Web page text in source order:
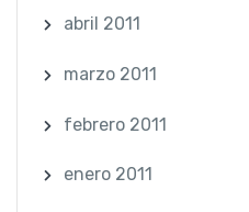
abril 2011
marzo 2011
febrero 2011
enero 2011